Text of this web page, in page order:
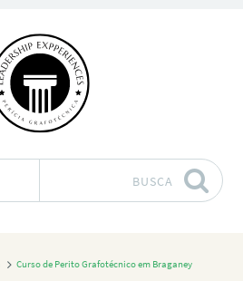
BUSCA
Curso de Perito Grafotécnico em Braganey